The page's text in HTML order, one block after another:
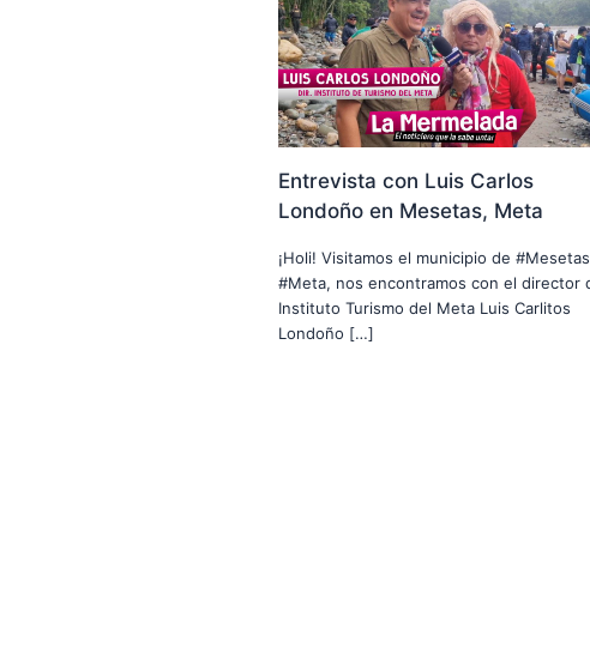
Entrevista con Luis Carlos
Londoño en Mesetas, Meta
¡Holi! Visitamos el municipio de
#Meta, nos encontramos con el director
Instituto Turismo del Meta Luis Carlitos
Londoño […]